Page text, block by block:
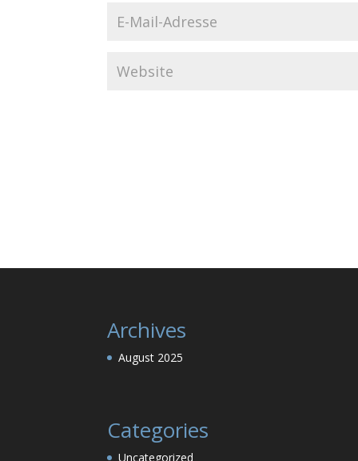
Archives
August 2025
Categories
Uncategorized